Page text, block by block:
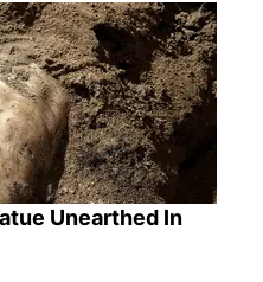
Unearthed In